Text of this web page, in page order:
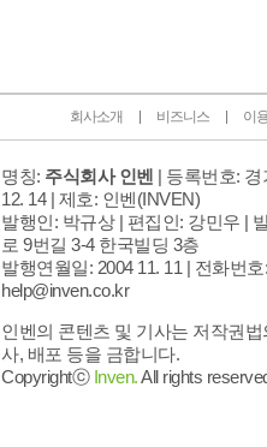
회사소개 비즈니스 이
명칭: 주식회사 인벤 | 등록번호:
12. 14 | 제호: 인벤(INVEN)
발행인: 박규상 | 편집인: 강민우 |
로 9번길 3-4 한국빌딩 3층
발행연월일: 2004 11. 11 | 전화번호
help@inven.co.kr
인벤의 콘텐츠 및 기사는 저작권
사, 배포 등을 금합니다.
Copyrightⓒ Inven.All rights